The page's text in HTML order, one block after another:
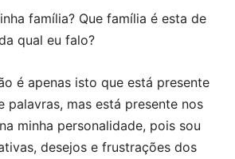
família? Que família é esta de
qual eu falo?
é apenas isto que está presente
palavras, mas está presente nos
minha personalidade, pois sou
desejos e frustrações dos